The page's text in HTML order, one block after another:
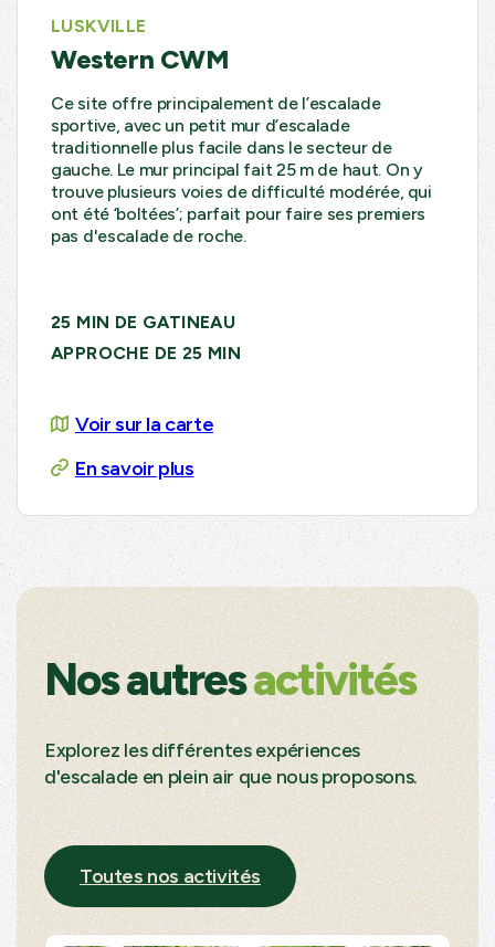
LUSKVILLE
Western CWM
Ce site offre principalement de l’escalade
sportive, avec un petit mur d’escalade
traditionnelle plus facile dans le secteur de
gauche. Le mur principal fait 25 m de haut. On y
trouve plusieurs voies de difficulté modérée, qui
ont été ‘boltées’; parfait pour faire ses premiers
pas d'escalade de roche.
25 MIN DE GATINEAU
APPROCHE DE 25 MIN
Voir sur la carte
En savoir plus
Nos autresactivités
Explorez les différentes expériences
d'escalade en plein air que nous proposons.
Toutes nos activités